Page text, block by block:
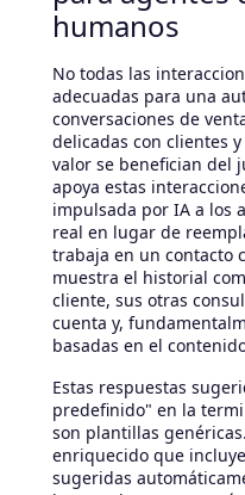
humanos
No todas las
adecuadas para una
conversaciones de
delicadas con clientes
valor se benefician del
apoya estas
impulsada por IA a los
real en lugar de
trabaja en un contacto
muestra el historial
cliente, sus otras
cuenta y,
basadas en el
Estas respuestas
predefinido" en la
son plantillas
enriquecido que
sugeridas